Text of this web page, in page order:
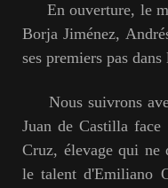
En ouverture, le
Borja Jiménez,
ses premiers pas dans
Nous suivrons
Juan de Castilla
Cruz, élevage qui ne
le talent d'Emiliano